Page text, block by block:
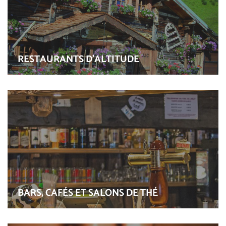
RESTAURANTS D'ALTITUDE
BARS, CAFÉS ET SALONS DE THÉ